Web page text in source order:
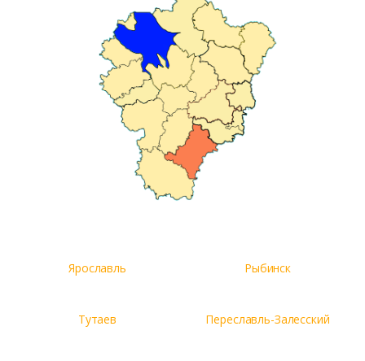
Комментарий к заказу
Ярославль Рыбинск
Тутаев Переславль-Залесский